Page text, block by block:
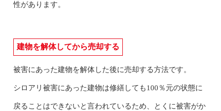
性があります。
建物を解体してから売却する
被害にあった建物を解体した後に売却する方法です。
シロアリ被害にあった建物は修繕しても100％元の状態に
戻ることはできないと言われているため、とくに被害がか